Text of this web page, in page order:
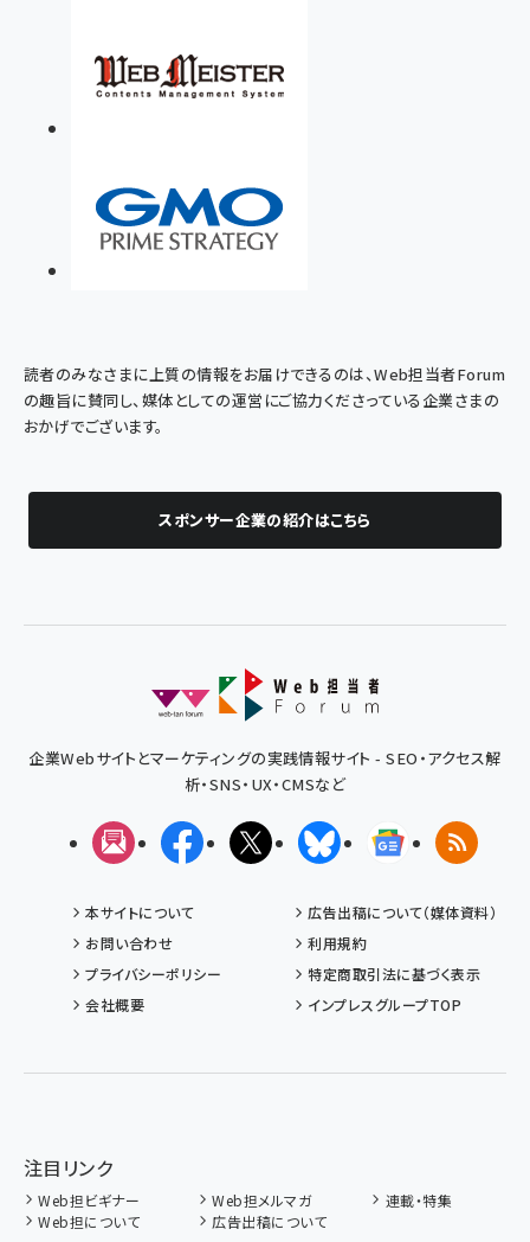
読者のみなさまに上質の情報をお届けできるのは、Web担当者Forum
の趣旨に賛同し、媒体としての運営にご協力くださっている企業さまの
おかげでございます。
スポンサー企業の紹介はこちら
企業Webサイトとマーケティングの実践情報サイト - SEO・アクセス解
析・SNS・UX・CMSなど
メルマガFacebookX(エックス)BlueskyGoogleニュ
RSS
本サイトについて
広告出稿について（媒体資料）
お問い合わせ
利用規約
プライバシーポリシー
特定商取引法に基づく表示
会社概要
インプレスグループTOP
注目リンク
Web担ビギナー Web担メルマガ
連載・特集
Web担について
広告出稿について